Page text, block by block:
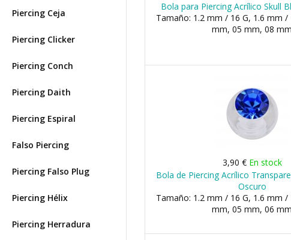
Piercing Ceja
Piercing Clicker
Piercing Conch
Piercing Daith
Piercing Espiral
Falso Piercing
Piercing Falso Plug
Piercing Hélix
Piercing Herradura
Bola para Piercing Acrílico Skull
Tamaño: 1.2 mm / 16 G, 1.6 mm /
mm, 05 mm, 08 mm
3,90 € En stock
Bola de Piercing Acrílico
Oscuro
Tamaño: 1.2 mm / 16 G, 1.6 mm /
mm, 05 mm, 06 mm